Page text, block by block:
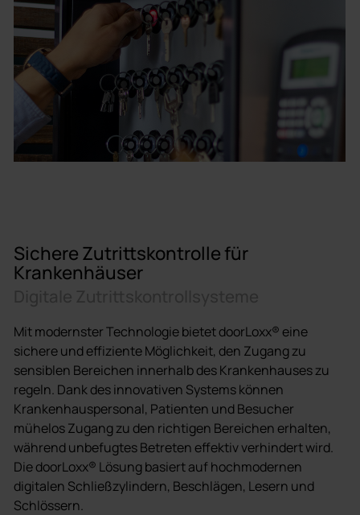
Sichere Zutrittskontrolle für
Krankenhäuser
Mit modernster Technologie bietet doorLoxx® eine
sichere und effiziente Möglichkeit, den Zugang zu
sensiblen Bereichen innerhalb des Krankenhauses zu
regeln. Dank des innovativen Systems können
Krankenhauspersonal, Patienten und Besucher
mühelos Zugang zu den richtigen Bereichen erhalten,
während unbefugtes Betreten effektiv verhindert wird.
Die doorLoxx® Lösung basiert auf hochmodernen
digitalen Schließzylindern, Beschlägen, Lesern und
Schlössern.